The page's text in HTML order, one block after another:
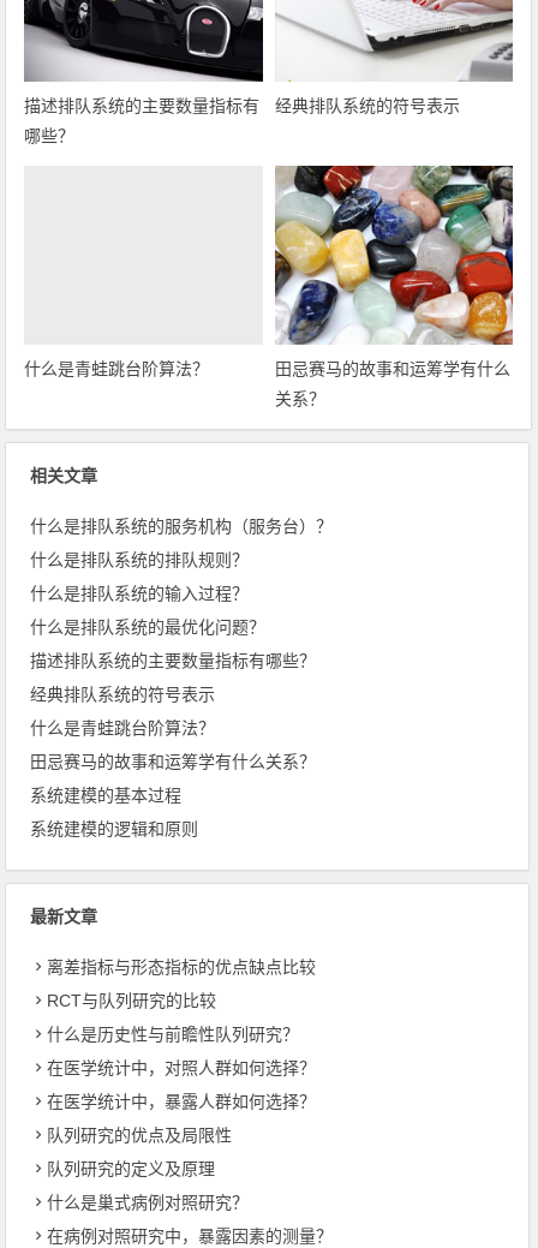
描述排队系统的主要数量指标有
哪些？
经典排队系统的符号表示
什么是青蛙跳台阶算法？
田忌赛马的故事和运筹学有什么
关系？
相关文章
什么是排队系统的服务机构（服务台）？
什么是排队系统的排队规则？
什么是排队系统的输入过程？
什么是排队系统的最优化问题？
描述排队系统的主要数量指标有哪些？
经典排队系统的符号表示
什么是青蛙跳台阶算法？
田忌赛马的故事和运筹学有什么关系？
系统建模的基本过程
系统建模的逻辑和原则
最新文章
离差指标与形态指标的优点缺点比较
RCT与队列研究的比较
什么是历史性与前瞻性队列研究？
在医学统计中，对照人群如何选择？
在医学统计中，暴露人群如何选择？
队列研究的优点及局限性
队列研究的定义及原理
什么是巢式病例对照研究？
在病例对照研究中，暴露因素的测量？